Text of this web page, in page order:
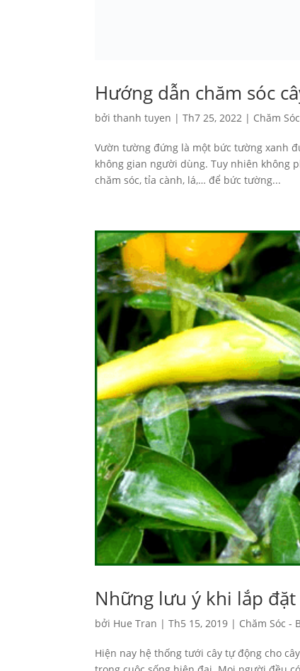
Hướng dẫn chăm sóc
bởithanh tuyen |Th7 25, 2022 | Chăm
Vườn tường đứng là một bức tường xanh
không gian người dùng. Tuy nhiên không
chăm sóc, tỉa cành, lá,… để bức tường...
Những lưu ý khi lắp
bởi Hue Tran |Th5 15, 2019 | Chăm Sóc -
Hiện nay hệ thống tưới cây tự động cho